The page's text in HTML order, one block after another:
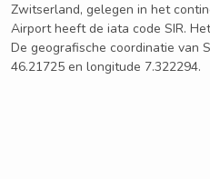
Zwitserland, gelegen in het
Airport heeft de iata code SIR.
De geografische coordinatie van
46.21725 en longitude 7.322294.